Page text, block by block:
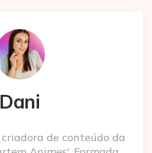
Dani
de conteúdo da